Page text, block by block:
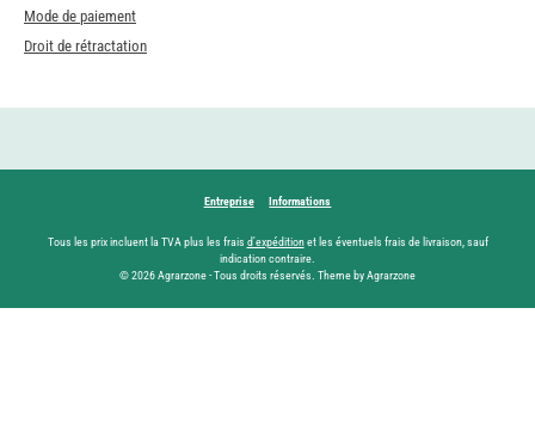
Mode de paiement
Droit de rétractation
Entreprise Informations
Tous les prix incluent la TVA plus les frais d'expéditionet les éventuels frais de livraison, sauf
indication contraire.
© 2026 Agrarzone - Tous droits réservés. Theme by Agrarzone